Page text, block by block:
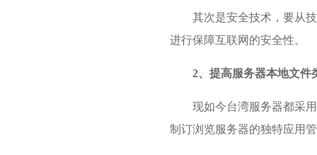
其次是安全技术，要从
进行保障互联网的安全性。
2、提高服务器本地文件
现如今台湾服务器都采
制订浏览服务器的独特应用